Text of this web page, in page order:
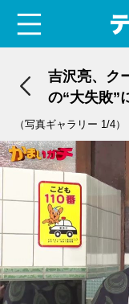
吉沢亮、ク
の“大失敗”
（写真ギャラリー 1/4）